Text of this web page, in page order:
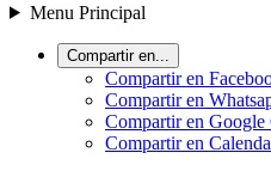
Menu Principal
Compartir en...
Compartir en
Compartir en
Compartir en Google
Compartir en